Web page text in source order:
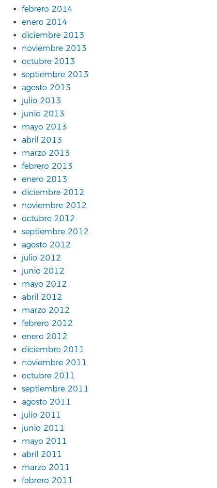
febrero 2014
enero 2014
diciembre 2013
noviembre 2013
octubre 2013
septiembre 2013
agosto 2013
julio 2013
junio 2013
mayo 2013
abril 2013
marzo 2013
febrero 2013
enero 2013
diciembre 2012
noviembre 2012
octubre 2012
septiembre 2012
agosto 2012
julio 2012
junio 2012
mayo 2012
abril 2012
marzo 2012
febrero 2012
enero 2012
diciembre 2011
noviembre 2011
octubre 2011
septiembre 2011
agosto 2011
julio 2011
junio 2011
mayo 2011
abril 2011
marzo 2011
febrero 2011